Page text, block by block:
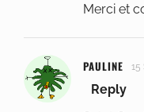
Merci et
PAULINE 15
Reply